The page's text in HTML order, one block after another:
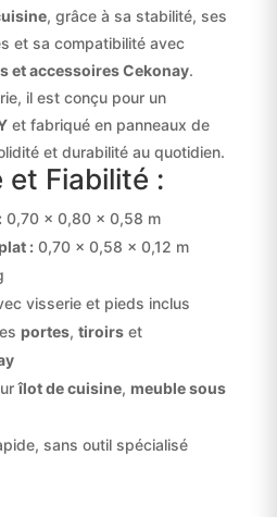
, grâce à sa stabilité, ses
et sa compatibilité avec
et accessoires Cekonay.
il est conçu pour un
et fabriqué en panneaux de
et durabilité au quotidien.
et Fiabilité :
0,70 × 0,80 × 0,58 m
:0,70 × 0,58 × 0,12 m
visserie et pieds inclus
portes, tiroirset
îlot de cuisine, meuble sous
sans outil spécialisé